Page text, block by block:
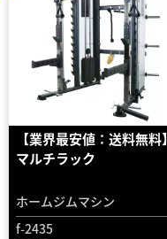
【業界最安値：送料無料】
マルチラック
ホームジムマシン
f-2435